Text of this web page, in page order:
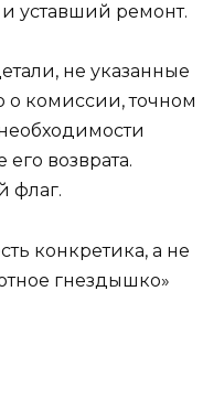
уставший ремонт.
не указанные
о комиссии, точном
возврата.
флаг.
конкретика, а не
гнездышко»